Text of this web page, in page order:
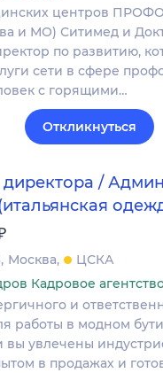
центров
и МО) Ситимед и
по развитию,
сети в сфере
с горящими…
Откликнуться
директора /
Москва
ЦСКА
Кадровое
и
работы в модном
вы увлечены
в продажах и